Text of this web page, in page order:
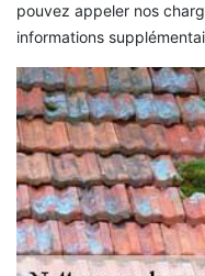
pouvez appeler nos
informations